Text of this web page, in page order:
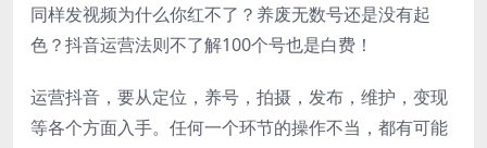
同样发视频为什么你红不了？养废无数号还是没有起
色？抖音运营法则不了解100个号也是白费！
运营抖音，要从定位，养号，拍摄，发布，维护，变现
等各个方面入手。任何一个环节的操作不当，都有可能